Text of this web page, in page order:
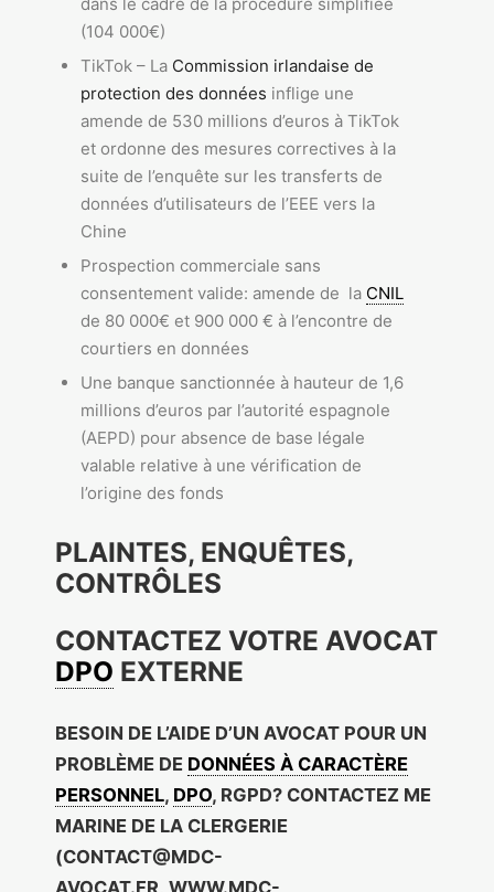
(104 000€)
TikTok – La Commission irlandaise de
protection des données inflige une
amende de 530 millions d’euros à TikTok
et ordonne des mesures correctives à la
suite de l’enquête sur les transferts de
données d’utilisateurs de l’EEE vers la
Chine
Prospection commerciale sans
consentement valide: amende de la CNIL
de 80 000€ et 900 000 € à l’encontre de
courtiers en données
Une banque sanctionnée à hauteur de 1,6
millions d’euros par l’autorité espagnole
(AEPD) pour absence de base légale
valable relative à une vérification de
l’origine des fonds
PLAINTES, ENQUÊTES,
CONTRÔLES
CONTACTEZ VOTRE AVOCAT
DPO EXTERNE
BESOIN DE L’AIDE D’UN AVOCAT POUR UN
PROBLÈME DE DONNÉES À CARACTÈRE
PERSONNEL, DPO, RGPD? CONTACTEZ ME
MARINE DE LA CLERGERIE
(CONTACT@MDC-
AVOCAT.FR, WWW.MDC-